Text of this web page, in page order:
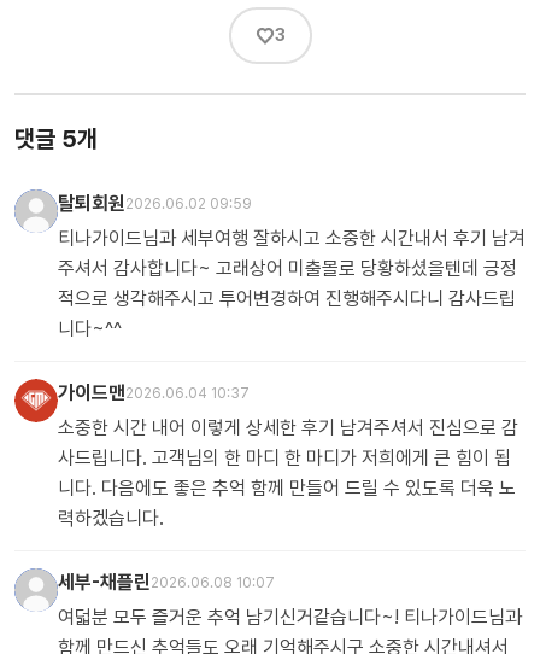
♡3
댓글 5개
탈퇴회원 2026.06.02 09:59
티나가이드님과 세부여행 잘하시고 소중한 시간내서 후기 남겨
주셔서 감사합니다~ 고래상어 미출몰로 당황하셨을텐데 긍정
적으로 생각해주시고 투어변경하여 진행해주시다니 감사드립
니다~^^
가이드맨2026.06.04 10:37
소중한 시간 내어 이렇게 상세한 후기 남겨주셔서 진심으로 감
사드립니다. 고객님의 한 마디 한 마디가 저희에게 큰 힘이 됩
니다. 다음에도 좋은 추억 함께 만들어 드릴 수 있도록 더욱 노
력하겠습니다.
세부-채플린 2026.06.08 10:07
여덟분 모두 즐거운 추억 남기신거같습니다~! 티나가이드님과
함께 만드신 추억들도 오래 기억해주시구 소중한 시간내셔서